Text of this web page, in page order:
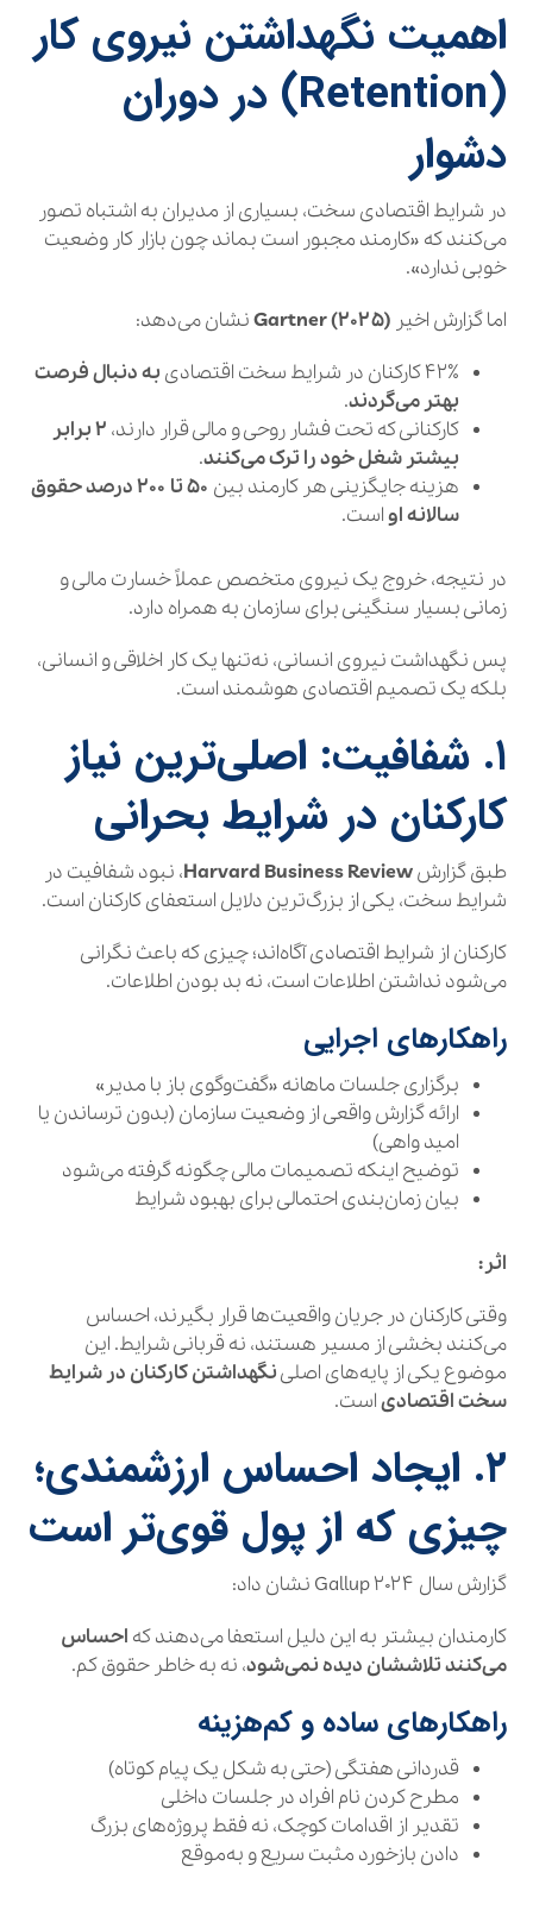
اهمیت نگهداشتن نیروی کار
(Retention) در دوران
دشوار
در شرایط اقتصادی سخت، بسیاری از مدیران به اشتباه تصور
می‌کنند که «کارمند مجبور است بماند چون بازار کار وضعیت
خوبی ندارد».
اما گزارش اخیر Gartner (۲۰۲۵)نشان می‌دهد:
۴۲٪ کارکنان در شرایط سخت اقتصادی
به دنبال فرصت
بهتر می‌گردند.
کارکنانی که تحت فشار روحی و مالی قرار دارند،
۲ برابر
بیشتر شغل خود را ترک می‌کنند.
هزینه جایگزینی هر کارمند بین
۵۰ تا ۲۰۰ درصد حقوق
سالانه اواست.
در نتیجه، خروج یک نیروی متخصص عملاً خسارت مالی و
زمانی بسیار سنگینی برای سازمان به همراه دارد.
پس نگهداشت نیروی انسانی، نه‌تنها یک کار اخلاقی و انسانی،
بلکه یک تصمیم اقتصادی هوشمند است.
۱. شفافیت: اصلی‌ترین نیاز
کارکنان در شرایط بحرانی
طبق گزارشHarvard Business Review، نبود شفافیت در
شرایط سخت، یکی از بزرگ‌ترین دلایل استعفای کارکنان است.
کارکنان از شرایط اقتصادی آگاه‌اند؛ چیزی که باعث نگرانی
می‌شود نداشتن اطلاعات است، نه بد بودن اطلاعات.
راهکارهای اجرایی
برگزاری جلسات ماهانه «گفت‌وگوی باز با مدیر»
ارائه گزارش واقعی از وضعیت سازمان (بدون ترساندن یا
امید واهی)
توضیح اینکه تصمیمات مالی چگونه گرفته می‌شود
بیان زمان‌بندی احتمالی برای بهبود شرایط
اثر:
وقتی کارکنان در جریان واقعیت‌ها قرار بگیرند، احساس
می‌کنند بخشی از مسیر هستند، نه قربانی شرایط. این
موضوع یکی از پایه‌های اصلینگهداشتن کارکنان در شرایط
سخت اقتصادیاست.
۲. ایجاد احساس ارزشمندی؛
چیزی که از پول قوی‌تر است
گزارش سال ۲۰۲۴ Gallup نشان داد:
کارمندان بیشتر به این دلیل استعفا می‌دهند که احساس
می‌کنند تلاششان دیده نمی‌شود، نه به خاطر حقوق کم.
راهکارهای ساده و کم‌هزینه
قدردانی هفتگی (حتی به شکل یک پیام کوتاه)
مطرح کردن نام افراد در جلسات داخلی
تقدیر از اقدامات کوچک، نه فقط پروژه‌های بزرگ
دادن بازخورد مثبت سریع و به‌موقع